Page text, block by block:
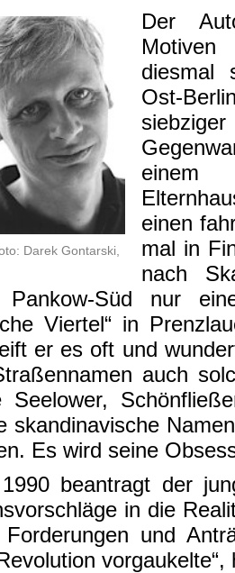
Darek Gontarski,
Der
diesmal
Ost-
einem
einen
mal in
nach
Süd nur
Viertel“ in
er es oft und
auch
Seelower,
skandinavische
Es wird seine
beantragt der
in die
und